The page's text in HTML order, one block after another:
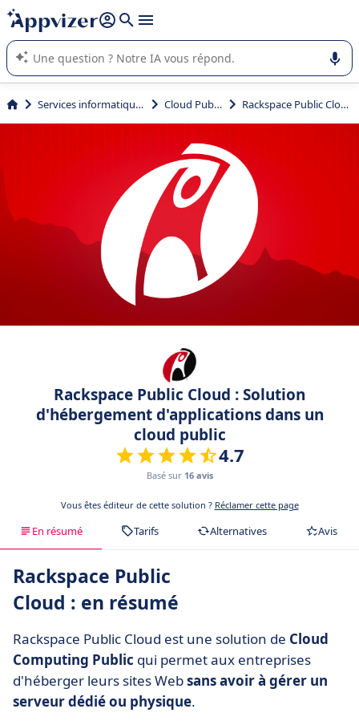
répondre (plusieurs lignes avec
L'IA de Appvizer vous guide dans l'utilisation ou la sélection de
logiciel SaaS en entreprise.
Services informatiques Cloud Public Rackspace Public Cloud
Rackspace Public Cloud : Solution
d'hébergement d'applications dans un
cloud public
4.7
Basé sur 16 avis
Vous êtes éditeur de cette solution ? Réclamer cette page
En résumé Tarifs Alternatives Avis
Rackspace Public
Cloud : en résumé
Rackspace Public Cloud est une solution de Cloud
Computing Public qui permet aux entreprises
d'héberger leurs sites Websans avoir à gérer un
serveur dédié ou physique.